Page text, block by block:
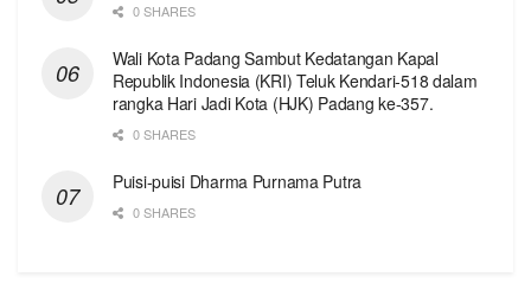
0 SHARES
Wali Kota Padang Sambut Kedatangan Kapal
Republik Indonesia (KRI) Teluk Kendari-518 dalam
rangka Hari Jadi Kota (HJK) Padang ke-357.
0 SHARES
Puisi-puisi Dharma Purnama Putra
0 SHARES